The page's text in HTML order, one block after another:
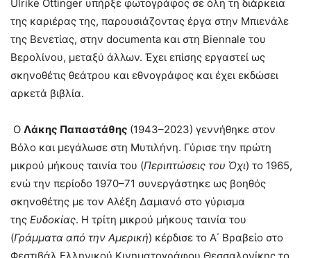
Ulrike Ottinger υπήρξε φωτογράφος σε όλη τη διάρκεια
της καριέρας της, παρουσιάζοντας έργα στην Μπιενάλε
της Βενετίας, στην documenta και στη Biennale του
Βερολίνου, μεταξύ άλλων. Έχει επίσης εργαστεί ως
σκηνοθέτις θεάτρου και εθνογράφος και έχει εκδώσει
αρκετά βιβλία.
Ο Λάκης Παπαστάθης (1943–2023) γεννήθηκε στον
Βόλο και μεγάλωσε στη Μυτιλήνη. Γύρισε την πρώτη
μικρού μήκους ταινία του (Περιπτώσεις του Όχι) το 1965,
ενώ την περίοδο 1970–71 συνεργάστηκε ως βοηθός
σκηνοθέτης με τον Αλέξη Δαμιανό στο γύρισμα
της Ευδοκίας. Η τρίτη μικρού μήκους ταινία του
(Γράμματα από την Αμερική) κέρδισε το Α΄ Βραβείο στο